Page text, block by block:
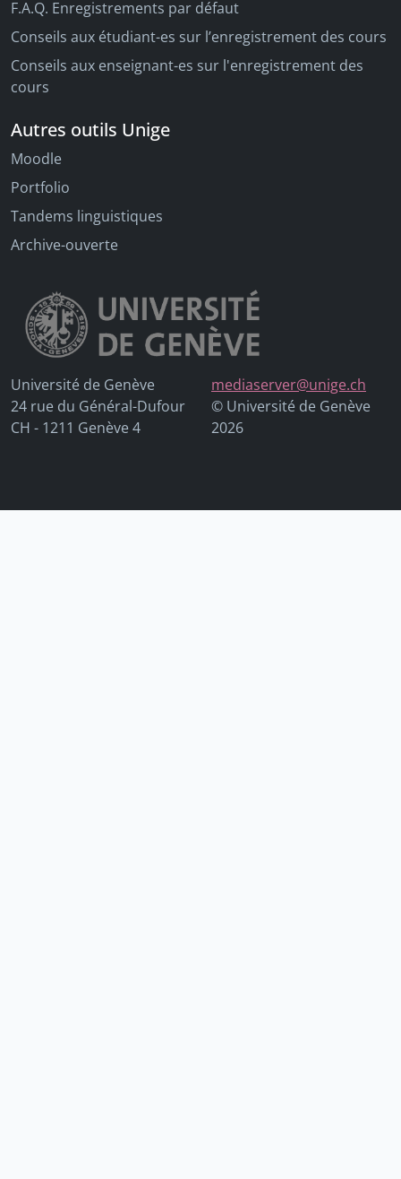
F.A.Q. Enregistrements par défaut
Conseils aux étudiant-es sur l’enregistrement des cours
Conseils aux enseignant-es sur l'enregistrement des
cours
Autres outils Unige
Moodle
Portfolio
Tandems linguistiques
Archive-ouverte
Université de Genève
24 rue du Général-Dufour
CH - 1211 Genève 4
mediaserver@unige.ch
© Université de Genève
2026